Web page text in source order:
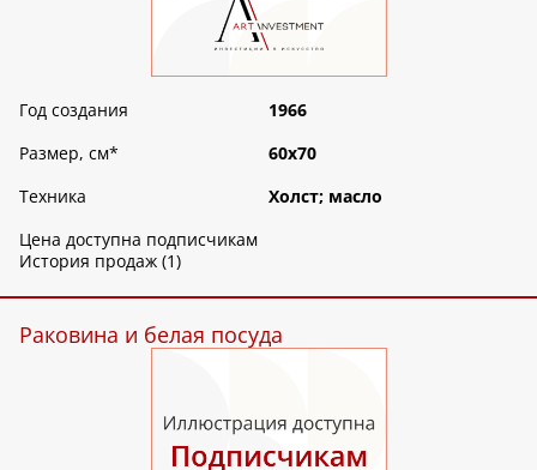
Год создания
1966
Размер, см*
60х70
Техника
Холст; масло
Цена доступна подписчикам
История продаж (1)
Раковина и белая посуда